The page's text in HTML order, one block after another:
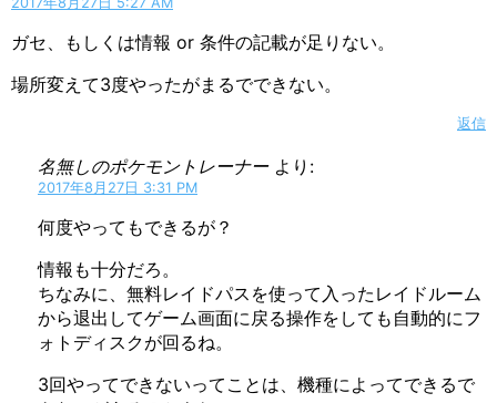
ガセ、もしくは情報 or 条件の記載が足りない。
場所変えて3度やったがまるでできない。
返信
名無しのポケモントレーナー より:
2017年8月27日 3:31 PM
何度やってもできるが？
情報も十分だろ。
ちなみに、無料レイドパスを使って入ったレイドルーム
から退出してゲーム画面に戻る操作をしても自動的にフ
ォトディスクが回るね。
3回やってできないってことは、機種によってできるで